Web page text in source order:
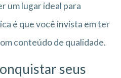
um lugar ideal para
é que você invista em ter
conteúdo de qualidade.
seus